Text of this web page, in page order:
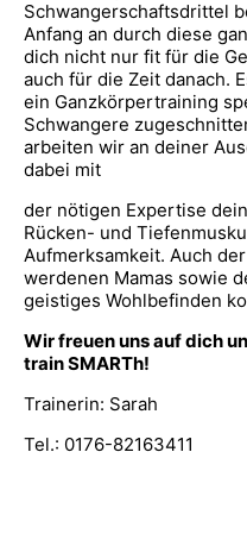
Schwangerschaftsdrittel
Anfang an durch diese
dich nicht nur fit für die
auch für die Zeit danach.
ein Ganzkörpertraining
Schwangere
arbeiten wir an deiner
dabei mit
der nötigen Expertise
Rücken- und
Aufmerksamkeit. Auch
werdenen Mamas sowie
geistiges Wohlbefinden
Wir freuen uns auf dich
train SMARTh!
Trainerin: Sarah
Tel.: 0176-82163411